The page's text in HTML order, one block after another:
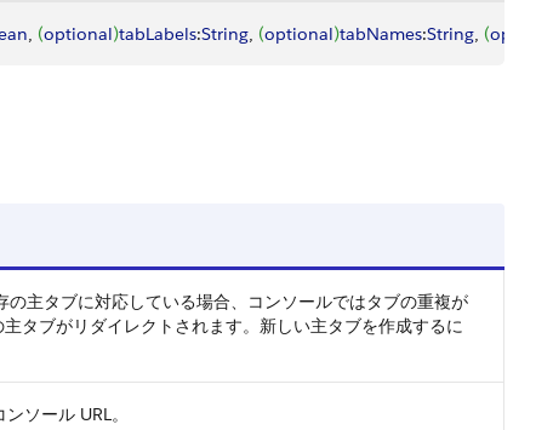
, (optional)tabLabels:String, (optional)tabNames:String, (
主タブに対応している場合、コンソールではタブの重複が
タブがリダイレクトされます。新しい主タブを作成するに
ソール URL。